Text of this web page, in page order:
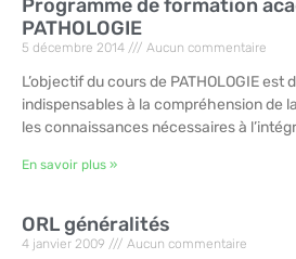
Programme de formation
PATHOLOGIE
5 décembre 2014 Aucun commentaire
L’objectif du cours de PATHOLOGIE
indispensables à la compréhension de
les connaissances nécessaires à
En savoir plus »
ORL généralités
4 janvier 2009 Aucun commentaire